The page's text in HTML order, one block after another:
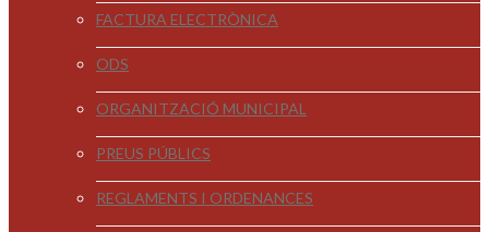
FACTURA ELECTRÒNICA
ODS
ORGANITZACIÓ MUNICIPAL
PREUS PÚBLICS
REGLAMENTS I ORDENANCES